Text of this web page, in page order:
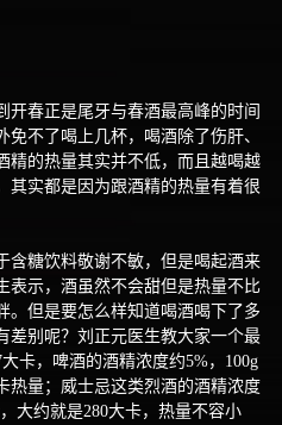
开春正是尾牙与春酒最高峰的时间
不了喝上几杯，喝酒除了伤肝、
精的热量其实并不低，而且越喝越
实都是因为跟酒精的热量有着很
含糖饮料敬谢不敏，但是喝起酒来
表示，酒虽然不会甜但是热量不比
。但是要怎么样知道喝酒喝下了多
差别呢？刘正元医生教大家一个最
卡，啤酒的酒精浓度约5%，100g
热量；威士忌这类烈酒的酒精浓度
大约就是280大卡，热量不容小